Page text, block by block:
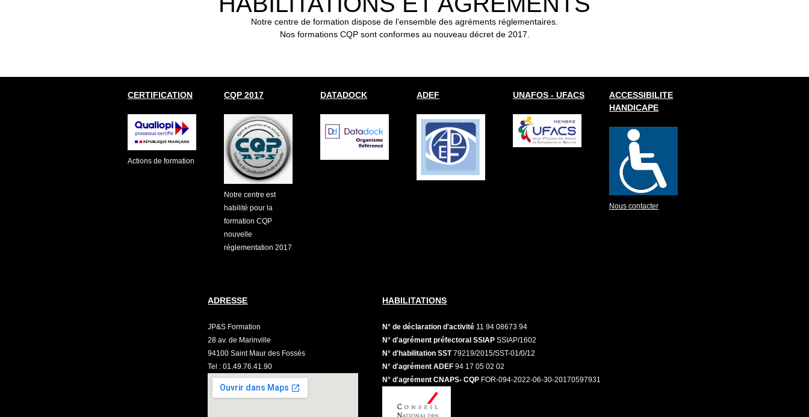
Notre centre de formation dispose de l'ensemble des agréments réglementaires.
Nos formations CQP sont conformes au nouveau décret de 2017.
CERTIFICATION
Actions de formation
CQP 2017
Notre centre est
habilité pour la
formation CQP
nouvelle
réglementation 2017
DATADOCK ADEF UNAFOS - UFACS
ACCESSIBILITE
HANDICAPE
Nous contacter
ADRESSE
JP&S Formation
28 av. de Marinville
94100 Saint Maur des Fossés
Tel : 01.49.76.41.90
HABILITATIONS
N° de déclaration d'activité 11 94 08673 94
N° d'agrément préfectoral SSIAP SSIAP/1602
N° d'habilitation SST79219/2015/SST-01/0/12
N° d'agrément ADEF 94 17 05 02 02
N° d'agrément CNAPS- CQP FOR-094-2022-06-30-20170597931